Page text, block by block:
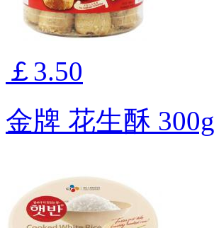
￡3.50
金牌 花生酥 300g